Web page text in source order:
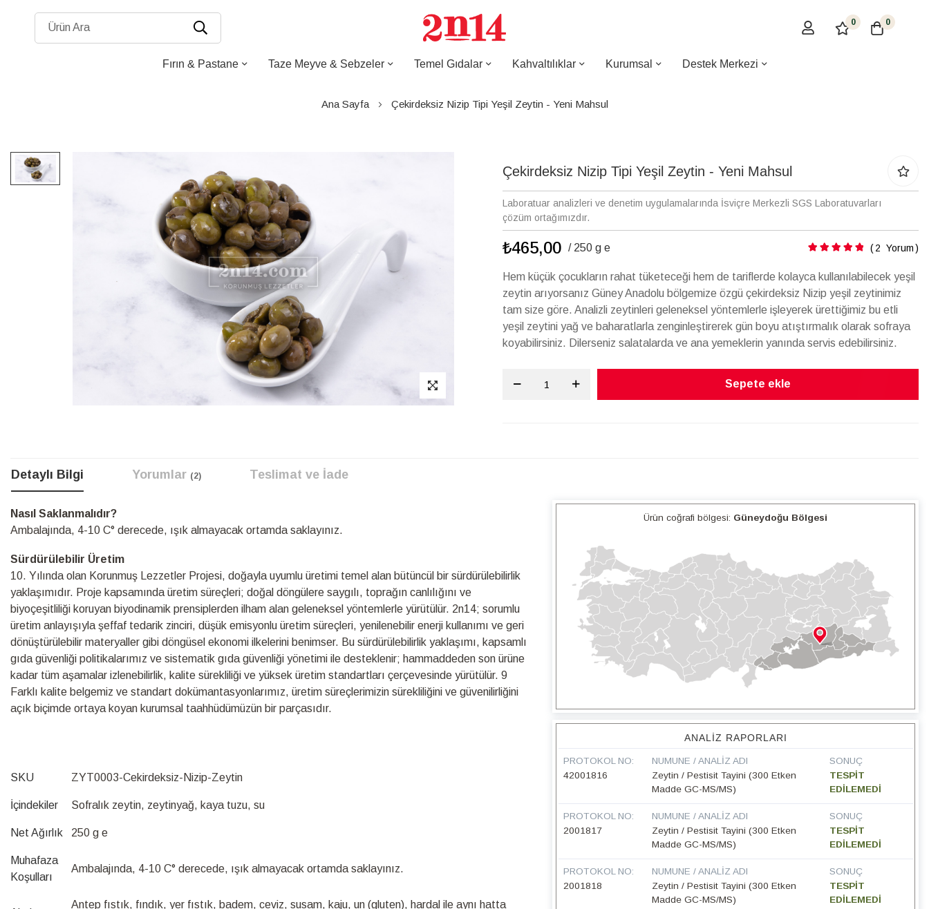
Ürün Ara 0 0
Fırın & Pastane Taze Meyve & Sebzeler Temel Gıdalar Kahvaltılıklar Kurumsal Destek Merkezi
Ana Sayfa Çekirdeksiz Nizip Tipi Yeşil Zeytin - Yeni Mahsul
Resim
galerisinin
atla
Çekirdeksiz Nizip Tipi Yeşil Zeytin - Yeni Mahsul
Laboratuar analizleri ve denetim uygulamalarında İsviçre Merkezli SGS Laboratuvarları
çözüm ortağımızdır.
₺465,00 / 250 g e Puanlama: 2 Yorum
Hem küçük çocukların rahat tüketeceği hem de tariflerde kolayca kullanılabilecek yeşil
zeytin arıyorsanız Güney Anadolu bölgemize özgü çekirdeksiz Nizip yeşil zeytinimiz
tam size göre. Analizli zeytinleri geleneksel yöntemlerle işleyerek ürettiğimiz bu etli
yeşil zeytini yağ ve baharatlarla zenginleştirerek gün boyu atıştırmalık olarak sofraya
koyabilirsiniz. Dilerseniz salatalarda ve ana yemeklerin yanında servis edebilirsiniz.
Sepete ekle
Detaylı Bilgi
Ürün coğrafi bölgesi: Güneydoğu Bölgesi
ANALIZ RAPORLARI
PROTOKOL NO:
42001816
NUMUNE / ANALIZ ADI
Zeytin / Pestisit Tayini (300 Etken
Madde GC-MS/MS)
SONUÇ
TESPİT
EDİLEMEDİ
PROTOKOL NO:
2001817
NUMUNE / ANALIZ ADI
Zeytin / Pestisit Tayini (300 Etken
Madde GC-MS/MS)
SONUÇ
TESPİT
EDİLEMEDİ
PROTOKOL NO:
2001818
NUMUNE / ANALIZ ADI
Zeytin / Pestisit Tayini (300 Etken
Madde GC-MS/MS)
SONUÇ
TESPİT
EDİLEMEDİ
Detaylı
Bilgi
Nasıl Saklanmalıdır?
Ambalajında, 4-10 C° derecede, ışık almayacak ortamda saklayınız.
Sürdürülebilir Üretim
10.⁠ ⁠Yılında olan Korunmuş Lezzetler Projesi, doğayla uyumlu üretimi temel alan bütüncül bir sürdürülebilirlik
yaklaşımıdır. Proje kapsamında üretim süreçleri; doğal döngülere saygılı, toprağın canlılığını ve
biyoçeşitliliği koruyan biyodinamik prensiplerden ilham alan geleneksel yöntemlerle yürütülür. 2n14; sorumlu
üretim anlayışıyla şeffaf tedarik zinciri, düşük emisyonlu üretim süreçleri, yenilenebilir enerji kullanımı ve geri
dönüştürülebilir materyaller gibi döngüsel ekonomi ilkelerini benimser. Bu sürdürülebilirlik yaklaşımı, kapsamlı
gıda güvenliği politikalarımız ve sistematik gıda güvenliği yönetimi ile desteklenir; hammaddeden son ürüne
kadar tüm aşamalar izlenebilirlik, kalite sürekliliği ve yüksek üretim standartları çerçevesinde yürütülür. 9
Farklı kalite belgemiz ve standart dokümantasyonlarımız, üretim süreçlerimizin sürekliliğini ve güvenilirliğini
açık biçimde ortaya koyan kurumsal taahhüdümüzün bir parçasıdır.
SKU ZYT0003-Cekirdeksiz-Nizip-Zeytin
İçindekiler Sofralık zeytin, zeytinyağ, kaya tuzu, su
Net Ağırlık 250 g e
Muhafaza
Koşulları
Ambalajında, 4-10 C° derecede, ışık almayacak ortamda saklayınız.
Antep fıstık, fındık, yer fıstık, badem, ceviz, susam, kaju, un (gluten), hardal ile aynı hatta
Yorumlar 2 Teslimat ve İade